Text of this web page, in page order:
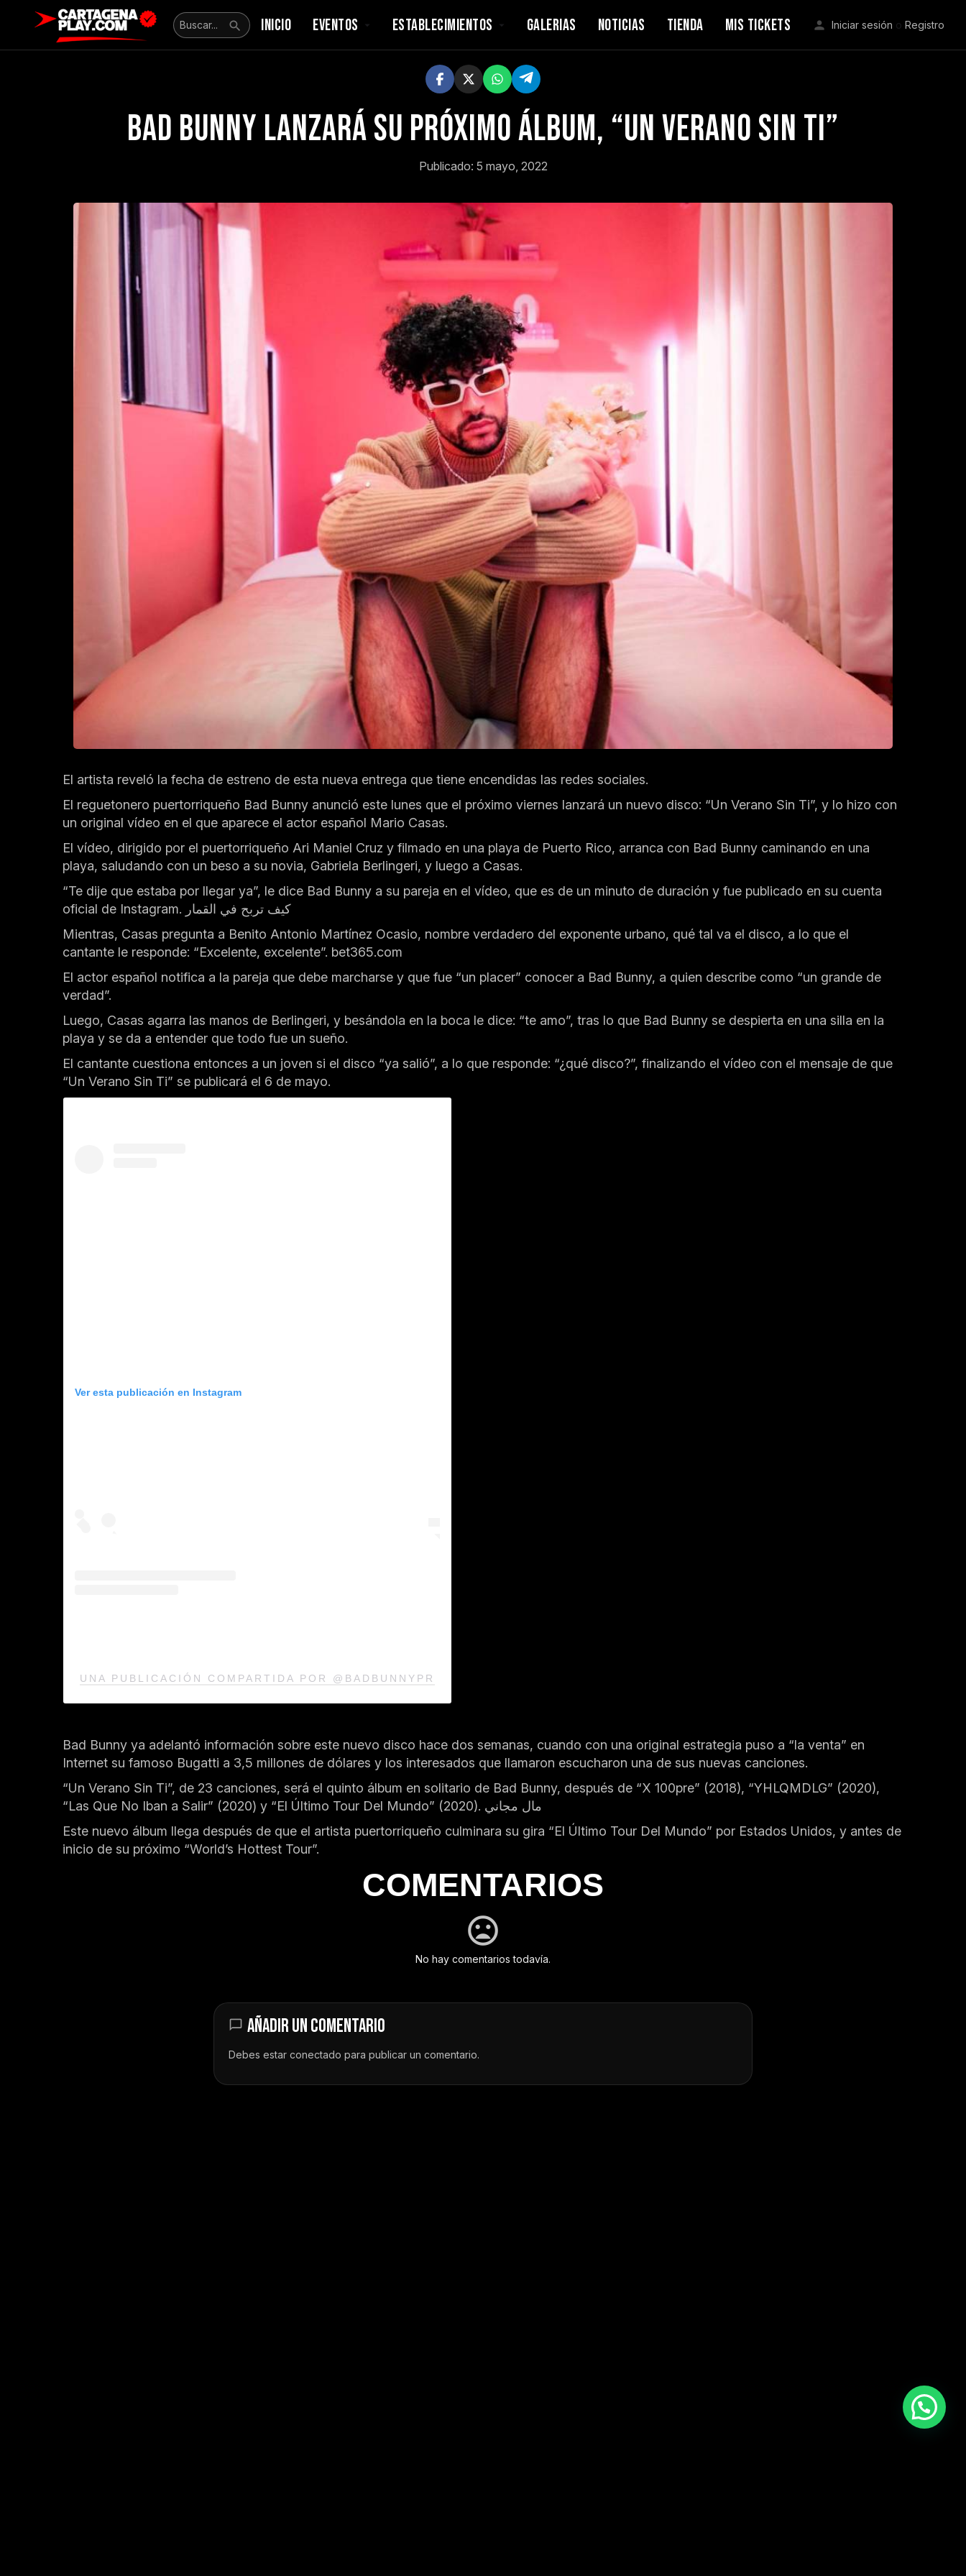
INICIO EVENTOS ESTABLECIMIENTOS GALERIAS NOTICIAS TIENDA MIS TICKETS Iniciar sesión o Registro
Bad Bunny lanzará su próximo álbum, “Un Verano Sin Ti”
Publicado: 5 mayo, 2022
El artista reveló la fecha de estreno de esta nueva entrega que tiene encendidas las redes sociales.
El reguetonero puertorriqueño Bad Bunny anunció este lunes que el próximo viernes lanzará un nuevo disco: “Un Verano Sin Ti”, y lo hizo con
un original vídeo en el que aparece el actor español Mario Casas.
El vídeo, dirigido por el puertorriqueño Ari Maniel Cruz y filmado en una playa de Puerto Rico, arranca con Bad Bunny caminando en una
playa, saludando con un beso a su novia, Gabriela Berlingeri, y luego a Casas.
“Te dije que estaba por llegar ya”, le dice Bad Bunny a su pareja en el vídeo, que es de un minuto de duración y fue publicado en su cuenta
oficial de Instagram. كيف تربح في القمار
Mientras, Casas pregunta a Benito Antonio Martínez Ocasio, nombre verdadero del exponente urbano, qué tal va el disco, a lo que el
cantante le responde: “Excelente, excelente”. bet365.com
El actor español notifica a la pareja que debe marcharse y que fue “un placer” conocer a Bad Bunny, a quien describe como “un grande de
verdad”.
Luego, Casas agarra las manos de Berlingeri, y besándola en la boca le dice: “te amo”, tras lo que Bad Bunny se despierta en una silla en la
playa y se da a entender que todo fue un sueño.
El cantante cuestiona entonces a un joven si el disco “ya salió”, a lo que responde: “¿qué disco?”, finalizando el vídeo con el mensaje de que
“Un Verano Sin Ti” se publicará el 6 de mayo.
Ver esta publicación en Instagram
UNA PUBLICACIÓN COMPARTIDA POR @BADBUNNYPR
Bad Bunny ya adelantó información sobre este nuevo disco hace dos semanas, cuando con una original estrategia puso a “la venta” en
Internet su famoso Bugatti a 3,5 millones de dólares y los interesados que llamaron escucharon una de sus nuevas canciones.
“Un Verano Sin Ti”, de 23 canciones, será el quinto álbum en solitario de Bad Bunny, después de “X 100pre” (2018), “YHLQMDLG” (2020),
“Las Que No Iban a Salir” (2020) y “El Último Tour Del Mundo” (2020). مال مجاني
Este nuevo álbum llega después de que el artista puertorriqueño culminara su gira “El Último Tour Del Mundo” por Estados Unidos, y antes de
inicio de su próximo “World’s Hottest Tour”.
COMENTARIOS
No hay comentarios todavía.
AÑADIR UN COMENTARIO
Debes estar conectado para publicar un comentario.